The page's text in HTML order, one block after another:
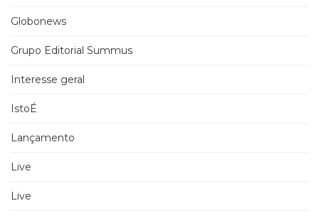
Globonews
Grupo Editorial Summus
Interesse geral
IstoÉ
Lançamento
Live
Live